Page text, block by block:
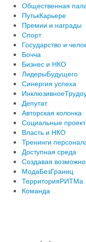
Общественная
ПутькКарьере
Премии и награды
Спорт
Государство и
Бочча
Бизнес и НКО
ЛидерыБудущего
Синергия успеха
Депутат
Авторская колонка
Социальные
Власть и НКО
Тренинги
Доступная среда
Создавая
МодаБезГраниц
ТерриторияРИТМа
Команда